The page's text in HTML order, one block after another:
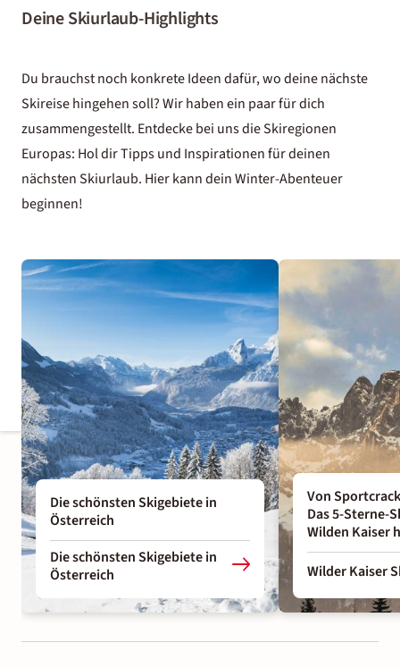
Deine Skiurlaub-Highlights
Du brauchst noch konkrete Ideen dafür, wo deine nächste
Skireise hingehen soll? Wir haben ein paar für dich
zusammengestellt. Entdecke bei uns die Skiregionen
Europas: Hol dir Tipps und Inspirationen für deinen
nächsten Skiurlaub. Hier kann dein Winter-Abenteuer
beginnen!
Die schönsten Skigebiete in
Österreich
Die schönsten Skigebiete in
Österreich
Von
Das 5-Sterne-
Wilden Kaiser
Wilder Kaiser